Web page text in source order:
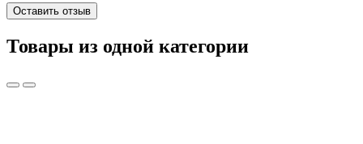
Оставить отзыв
Товары из одной категории